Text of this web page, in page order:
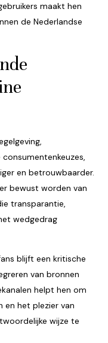
maakt hen
de Nederlandse
en betrouwbaarder.
bewust worden van
transparantie,
wedgedrag
blijft een kritische
van bronnen
helpt hen om
en het plezier van
wijze te